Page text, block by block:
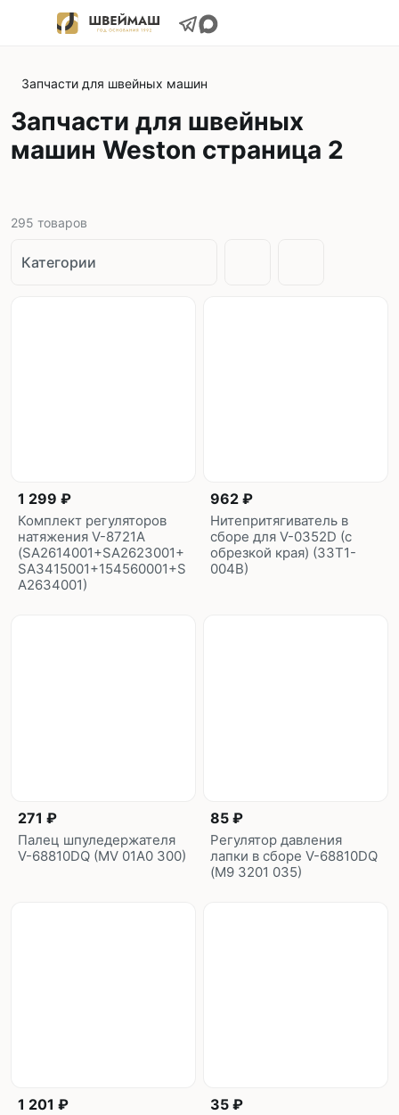
Запчасти для швейных машин
Запчасти для швейных
машин Weston страница 2
295 товаров
Категории
1 299 ₽
Комплект регуляторов
натяжения V-8721A
(SA2614001+SA2623001+
SA3415001+154560001+S
A2634001)
962 ₽
Нитепритягиватель в
сборе для V-0352D (с
обрезкой края) (33T1-
004B)
271 ₽
Палец шпуледержателя
V-68810DQ (MV 01A0 300)
85 ₽
Регулятор давления
лапки в сборе V-68810DQ
(M9 3201 035)
1 201 ₽ 35 ₽